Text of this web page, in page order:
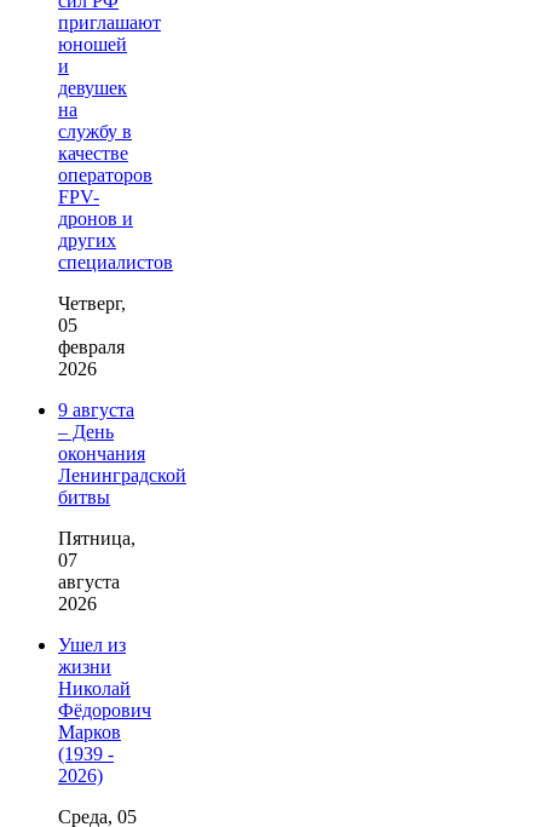
приглашают
юношей
и
девушек
на
службу в
качестве
операторов
FPV-
дронов и
других
специалистов
Четверг,
05
февраля
2026
9 августа
– День
окончания
Ленинградской
битвы
Пятница,
07
августа
2026
Ушел из
жизни
Николай
Фёдорович
Марков
(1939 -
2026)
Среда, 05